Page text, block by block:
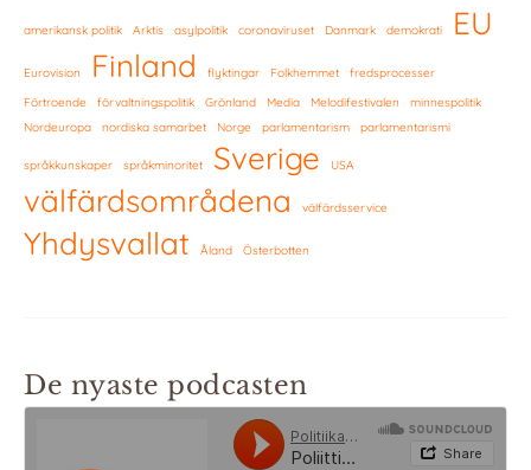
amerikansk politik Arktis asylpolitik coronaviruset Danmark demokrati EU
Eurovision Finland flyktingar Folkhemmet
fredsprocesser
Förtroende
förvaltningspolitik Grönland Media Melodifestivalen
minnespolitik
Nordeuropa
nordiska samarbet Norge parlamentarism parlamentarismi
språkkunskaper språkminoritet Sverige USA
välfärdsområdena välfärdsservice
Yhdysvallat Åland Österbotten
De nyaste podcasten